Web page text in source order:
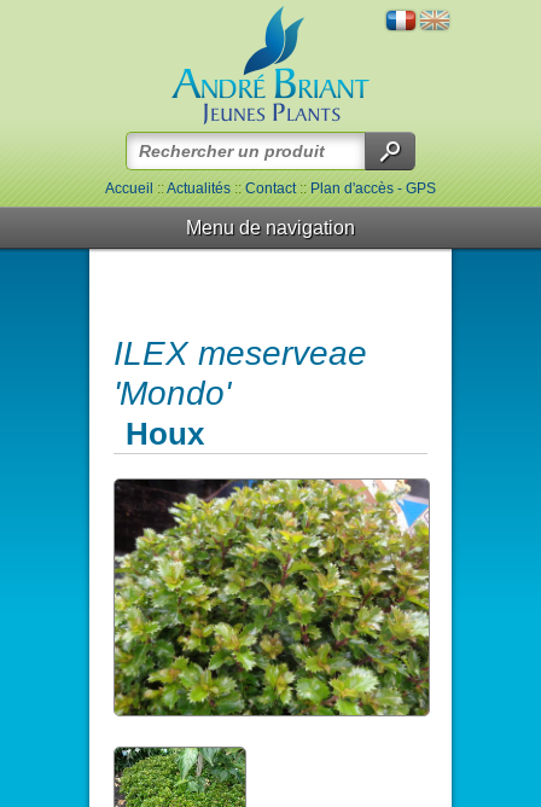
Accueil::Actualités::Contact::Plan d'accès - GPS
Menu de navigation
ILEX meserveae
'Mondo'
Houx